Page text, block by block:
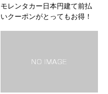
モレンタカー日本円建て前払
いクーポンがとってもお得！